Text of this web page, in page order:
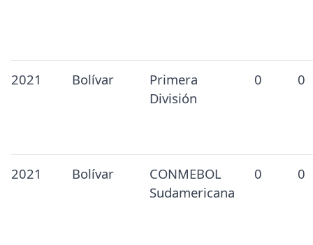
2021 Bolívar
Primera
División
0 0
2021 Bolívar
CONMEBOL
Sudamericana
0 0